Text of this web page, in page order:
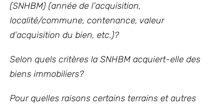
(SNHBM) (année de l’acquisition,
localité/commune, contenance, valeur
d’acquisition du bien, etc.)?
Selon quels critères la SNHBM acquiert-elle des
biens immobiliers?
Pour quelles raisons certains terrains et autres